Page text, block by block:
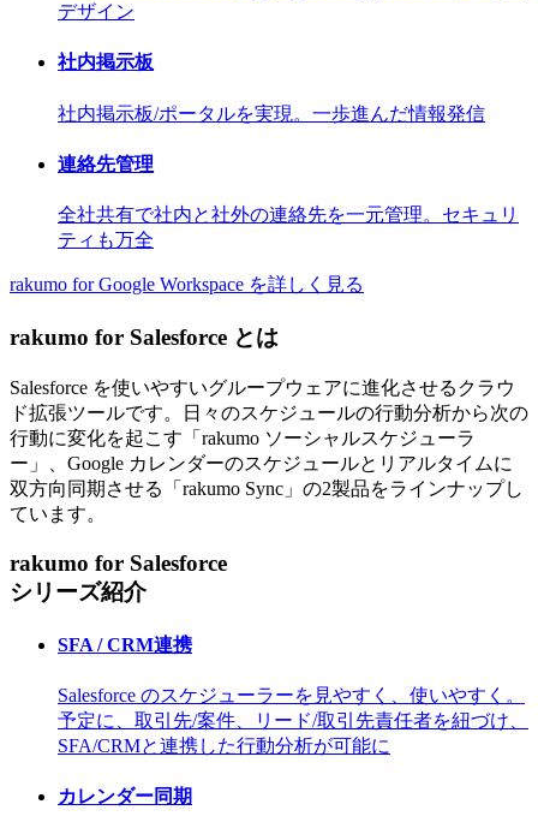
デザイン
社内掲示板
社内掲示板/ポータルを実現。一歩進んだ情報発信
連絡先管理
全社共有で社内と社外の連絡先を一元管理。セキュリ
ティも万全
rakumo for Google Workspace を詳しく見る
rakumo for Salesforce とは
Salesforce を使いやすいグループウェアに進化させるクラウ
ド拡張ツールです。日々のスケジュールの行動分析から次の
行動に変化を起こす「rakumo ソーシャルスケジューラ
ー」、Google カレンダーのスケジュールとリアルタイムに
双方向同期させる「rakumo Sync」の2製品をラインナップし
ています。
rakumo for Salesforce
シリーズ紹介
SFA / CRM連携
Salesforce のスケジューラーを見やすく、使いやすく。
予定に、取引先/案件、リード/取引先責任者を紐づけ、
SFA/CRMと連携した行動分析が可能に
カレンダー同期